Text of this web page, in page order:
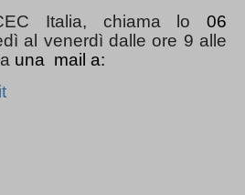
Italia, chiama lo 06
al venerdì dalle ore 9 alle
una mail a: